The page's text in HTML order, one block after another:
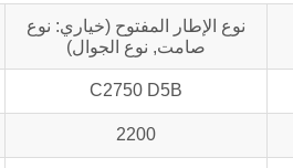
نوع الإطار المفتوح (خياري: نوع
صامت, نوع الجوال)
C2750 D5B
2200